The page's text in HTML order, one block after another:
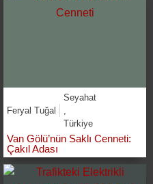
Feryal Tuğal
Seyahat
Türkiye
Van Gölü’nün Saklı Cenneti:
Çakıl Adası